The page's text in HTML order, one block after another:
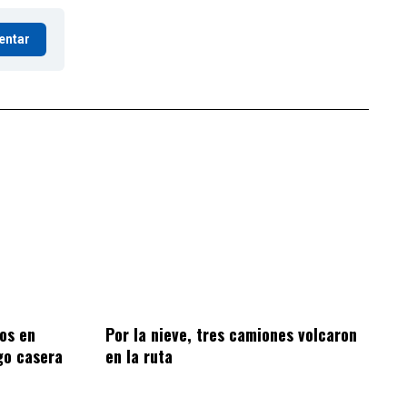
en
casera
Por la nieve, tres camiones volcaron
en la ruta